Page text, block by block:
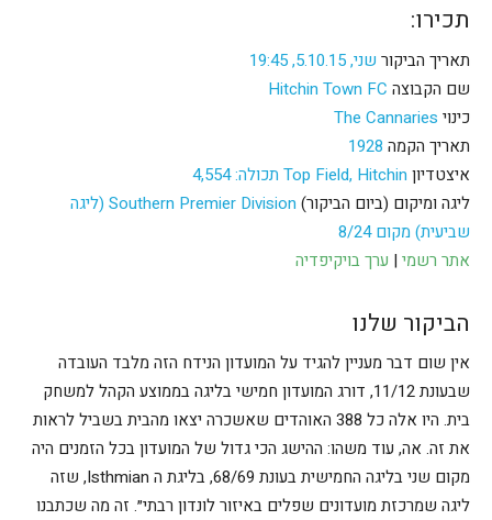
תכירו:
תאריך הביקור שני, 5.10.15, 19:45
שם הקבוצה
כינוי The Cannaries
תאריך הקמה 1928
איצטדיון Top Field, Hitchin תכולה: 4,554
ליגה ומיקום (ביום הביקור)
Southern Premier Division (ליגה
שביעית) מקום 8/24
אתר רשמי | ערך בויקיפדיה
הביקור שלנו
אין שום דבר מעניין להגיד על המועדון הנידח הזה מלבד העובדה
שבעונת 11/12, דורג המועדון חמישי בליגה בממוצע הקהל למשחק
בית. היו אלה כל 388 האוהדים שאשכרה יצאו מהבית בשביל לראות
את זה. אה, עוד משהו: ההישג הכי גדול של המועדון בכל הזמנים היה
מקום שני בליגה החמישית בעונת 68/69, בליגת ה Isthmian, שזה
ליגה שמרכזת מועדונים שפלים באיזור לונדון רבתי״. זה מה שכתבנו